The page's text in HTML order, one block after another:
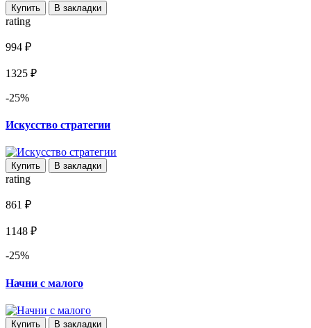
Купить В закладки
rating
994 ₽
1325 ₽
-25%
Искусство стратегии
Купить В закладки
rating
861 ₽
1148 ₽
-25%
Начни с малого
Купить В закладки